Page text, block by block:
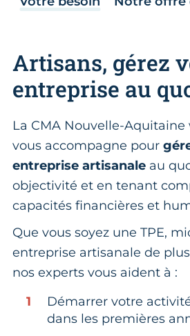
Artisans, gérez
entreprise au
La CMA Nouvelle-Aquitaine
vous accompagne pour
entreprise artisanale au
objectivité et en tenant
capacités financières et
Que vous soyez une TPE,
entreprise artisanale de
nos experts vous aident à :
Démarrer votre
dans les premières